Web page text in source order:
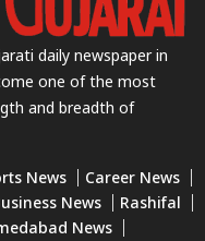
daily newspaper in
one of the most
and breadth of
News
Career News
News
Rashifal
News